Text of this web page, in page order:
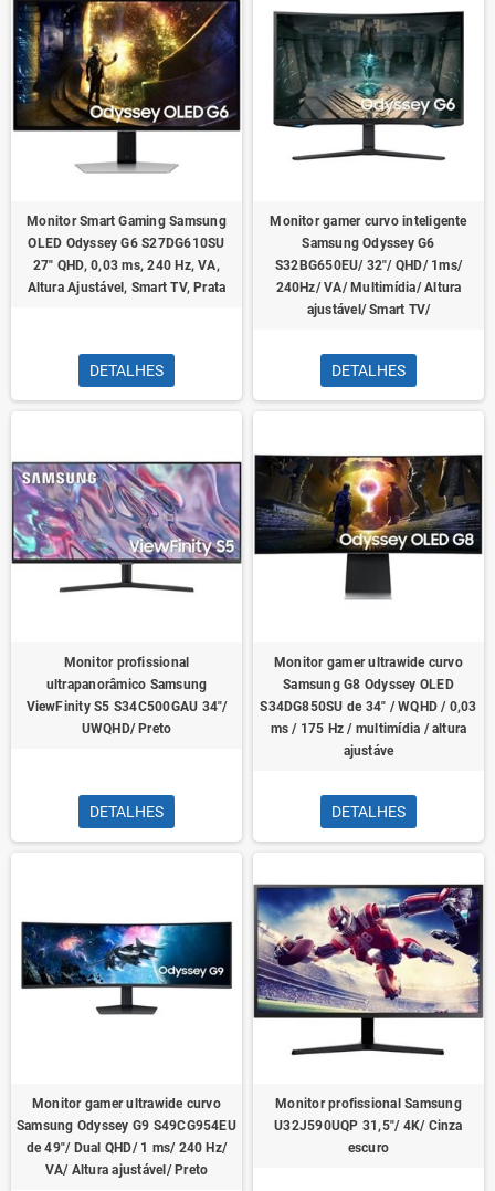
Monitor Smart Gaming Samsung
OLED Odyssey G6 S27DG610SU
27" QHD, 0,03 ms, 240 Hz, VA,
Altura Ajustável, Smart TV, Prata
DETALHES
Monitor gamer curvo inteligente
Samsung Odyssey G6
S32BG650EU/ 32"/ QHD/ 1ms/
240Hz/ VA/ Multimídia/ Altura
ajustável/ Smart TV/
DETALHES
Monitor profissional
ultrapanorâmico Samsung
ViewFinity S5 S34C500GAU 34"/
UWQHD/ Preto
DETALHES
Monitor gamer ultrawide curvo
Samsung G8 Odyssey OLED
S34DG850SU de 34" / WQHD / 0,03
ms / 175 Hz / multimídia / altura
ajustáve
DETALHES
Monitor gamer ultrawide curvo
Samsung Odyssey G9 S49CG954EU
de 49"/ Dual QHD/ 1 ms/ 240 Hz/
VA/ Altura ajustável/ Preto
Monitor profissional Samsung
U32J590UQP 31,5"/ 4K/ Cinza
escuro